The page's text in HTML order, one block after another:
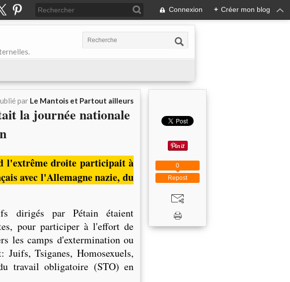
Connexion + Créer mon blog
par Le Mantois et Partout ailleurs
la journée nationale
l'extrême droite participait à
avec l'Allemagne nazie, du
dirigés par Pétain étaient
pour participer à l'effort de
les camps d'extermination ou
Tsiganes, Homosexuels,
travail obligatoire (STO) en
Repost
0